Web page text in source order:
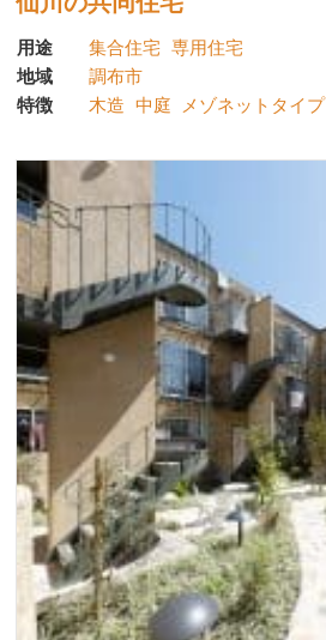
用途 集合住宅 専用住宅
地域
調布市
特徴
木造 中庭 メゾネットタイプ